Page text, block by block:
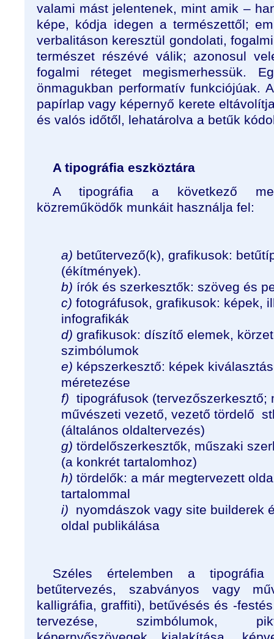
valami mást jelentenek, mint amik –
képe, kódja idegen a természettől;
verbalitáson keresztül gondolati,
természet részévé válik; azonosul
fogalmi réteget megismerhessük.
önmagukban performatív funkciójúak.
papírlap vagy képernyő kerete
és valós időtől, lehatárolva a betűk
A tipográfia eszköztára
A tipográfia a következő
közreműködők munkáit használja fel:
a) betűtervező(k), grafikusok:
(ékítmények).
b) írók és szerkesztők: szöveg és
c) fotográfusok, grafikusok: képek,
infografikák
d) grafikusok: díszítő elemek,
szimbólumok
e) képszerkesztő: képek
méretezése
f) tipográfusok (tervezőszerkesztő;
művészeti vezető, vezető tördelő
(általános oldaltervezés)
g) tördelőszerkesztők, műszaki
(a konkrét tartalomhoz)
h) tördelők: a már megtervezett
tartalommal
i) nyomdászok vagy site builderek
oldal publikálása
Széles értelemben a
betűtervezés, szabványos vagy
kalligráfia, graffiti), betűvésés és -
tervezése, szimbólumok,